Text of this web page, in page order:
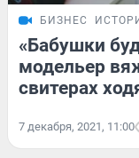
БИЗНЕС
«Бабушки
модельер
свитерах
7 декабря, 2021, 11:00